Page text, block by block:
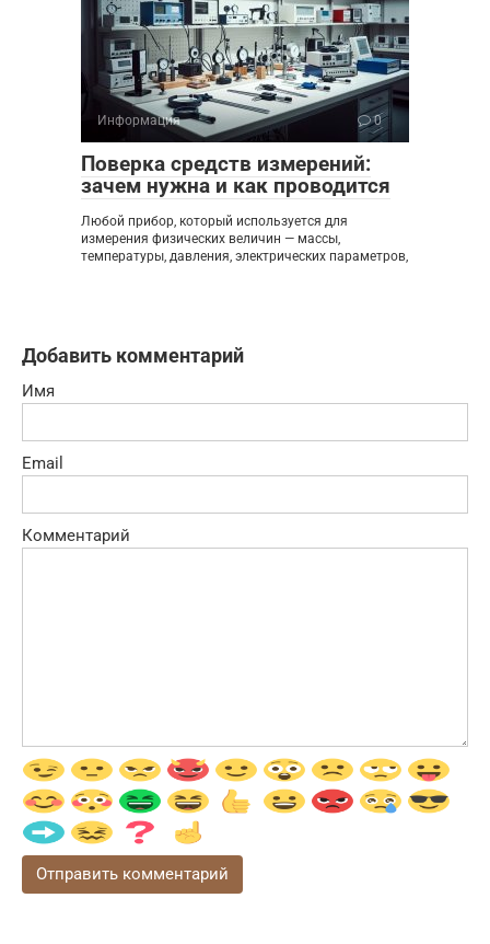
Информация 0
Поверка средств измерений:
зачем нужна и как проводится
Любой прибор, который используется для
измерения физических величин — массы,
температуры, давления, электрических параметров,
Добавить комментарий
Имя
Email
Комментарий